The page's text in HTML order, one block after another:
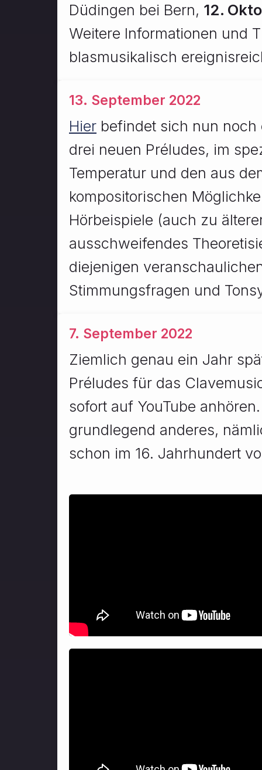
Düdingen bei Bern, 12.
Weitere Informationen und
blasmusikalisch
13. September 2022
Hier befindet sich nun
drei neuen Préludes, im
Temperatur und den aus
kompositorischen
Hörbeispiele (auch zu
ausschweifendes
diejenigen
Stimmungsfragen und
7. September 2022
Ziemlich genau ein Jahr
Préludes für das
sofort auf YouTube
grundlegend anderes,
schon im 16. Jahrhundert